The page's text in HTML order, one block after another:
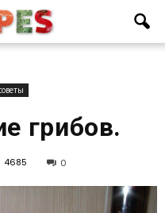
грибов.
4685 0